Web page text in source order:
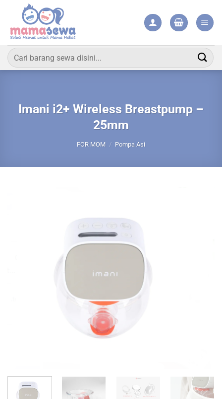
content
Pencarian
untuk:
Imani i2+ Wireless Breastpump –
25mm
FOR MOM / Pompa Asi